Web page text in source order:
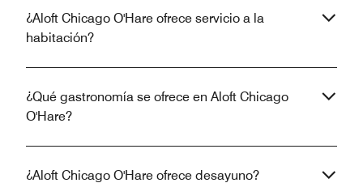
¿Aloft Chicago O'Hare ofrece servicio a la
habitación?
¿Qué gastronomía se ofrece en Aloft Chicago
O'Hare?
¿Aloft Chicago O'Hare ofrece desayuno?